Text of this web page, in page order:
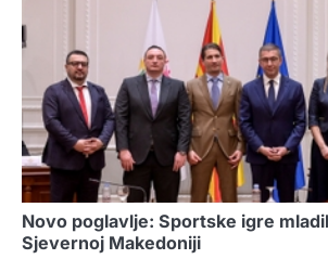
Novo poglavlje: Sportske igre
Sjevernoj Makedoniji